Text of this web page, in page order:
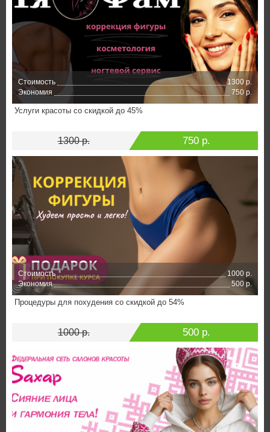
Стоимость
1300 р.
Экономия
750 р.
Услуги красоты со скидкой до 45%
1300 р. 750 р.
Стоимость
1000 р.
Экономия
500 р.
Процедуры для похудения со скидкой до 54%
1000 р. 500 р.